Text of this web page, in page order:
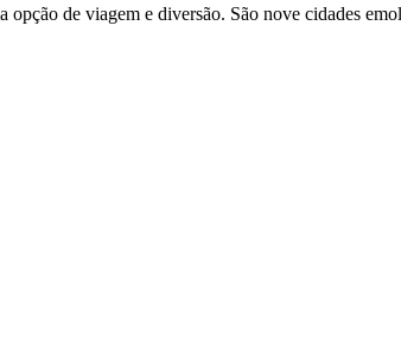
de viagem e diversão. São nove cidades